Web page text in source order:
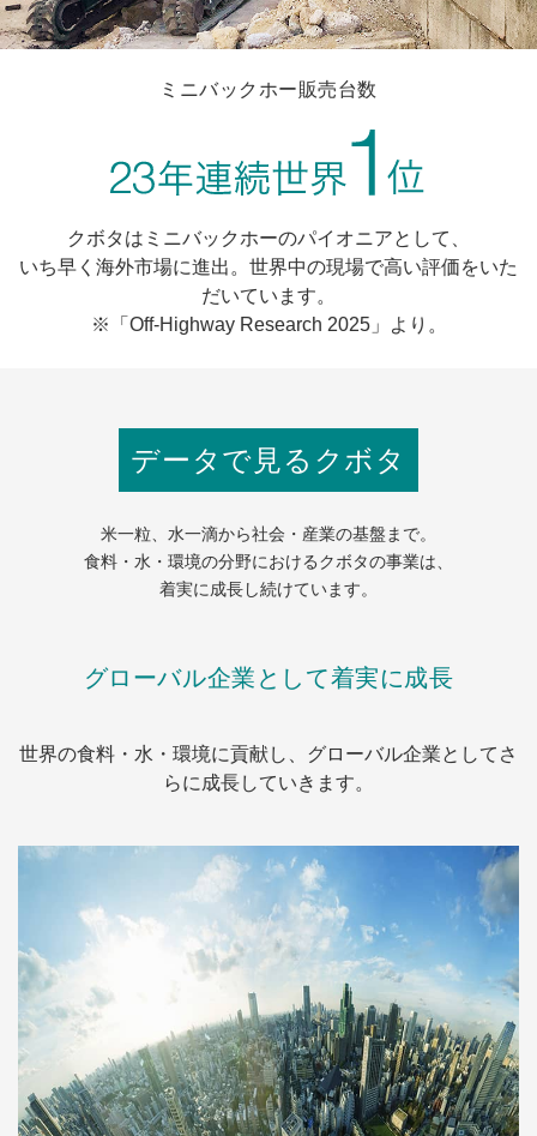
ミニバックホー販売台数
クボタはミニバックホーのパイオニアとして、
いち早く海外市場に進出。世界中の現場で高い評価をいた
だいています。
※「Off-Highway Research 2025」より。
データで見るクボタ
米一粒、水一滴から社会・産業の基盤まで。
食料・水・環境の分野におけるクボタの事業は、
着実に成長し続けています。
グローバル企業として着実に成長
世界の食料・水・環境に貢献し、グローバル企業としてさ
らに成長していきます。